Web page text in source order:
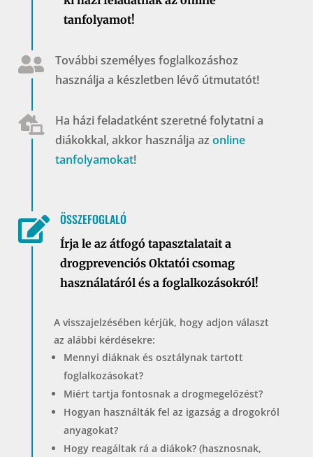
tanfolyamot!

További személyes foglalkozáshoz
használja a készletben lévő útmutatót!

Ha házi feladatként szeretné folytatni a
diákokkal, akkor használja az online
tanfolyamokat!
 ÖSSZEFOGLALÓ
Írja le az átfogó tapasztalatait a
drogprevenciós Oktatói csomag
használatáról és a foglalkozásokról!
A visszajelzésében kérjük, hogy adjon választ
az alábbi kérdésekre:
Mennyi diáknak és osztálynak tartott
foglalkozásokat?
Miért tartja fontosnak a drogmegelőzést?
Hogyan használták fel az igazság a drogokról
anyagokat?
Hogy reagáltak rá a diákok? (hasznosnak,